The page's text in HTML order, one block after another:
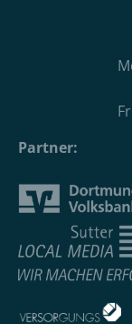
Partner: